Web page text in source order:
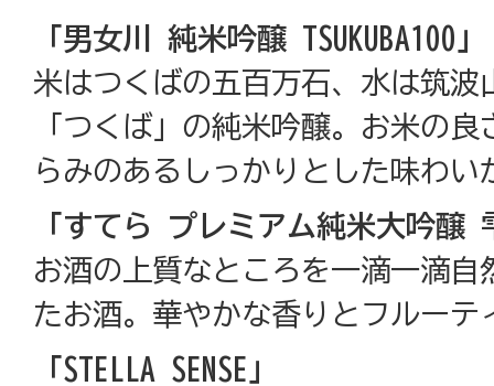
「男女川 純米吟醸 TSUKUBA100」
米はつくばの五百万石、水は筑波
「つくば」の純米吟醸。お米の
らみのあるしっかりとした味わい
「すてら プレミアム純米大吟醸
お酒の上質なところを一滴一滴自
たお酒。華やかな香りとフルーテ
「STELLA SENSE」